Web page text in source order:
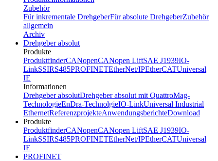
Zubehör
Für inkrementale DrehgeberFür absolute DrehgeberZubehör
allgemein
Archiv
Drehgeber absolut
Produkte
ProduktfinderCANopenCANopen LiftSAE J1939IO-
LinkSSIRS485PROFINETEtherNet/IPEtherCATUniversal
IE
Informationen
Drehgeber absolutDrehgeber absolut mit QuattroMag-
TechnologieEnDra-TechnolgieIO-LinkUniversal Industrial
EthernetReferenzprojekteAnwendungsberichteDownload
Produkte
ProduktfinderCANopenCANopen LiftSAE J1939IO-
LinkSSIRS485PROFINETEtherNet/IPEtherCATUniversal
IE
PROFINET